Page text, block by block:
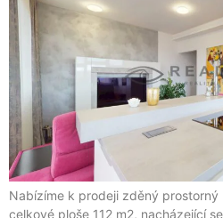
Nabízíme k prodeji zděný prostorný
celkové ploše 112 m2, nacházející